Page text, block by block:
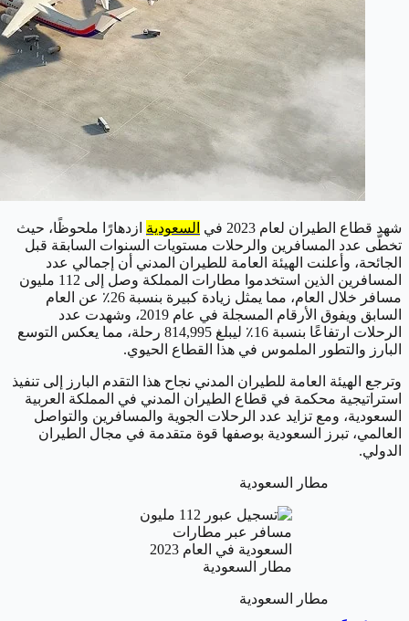
شهد قطاع الطيران لعام 2023 في السعودية ازدهارًا ملحوظًا، حيث
تخطّى عدد المسافرين والرحلات مستويات السنوات السابقة قبل
الجائحة، وأعلنت الهيئة العامة للطيران المدني أن إجمالي عدد
المسافرين الذين استخدموا مطارات المملكة وصل إلى 112 مليون
مسافر خلال العام، مما يمثل زيادة كبيرة بنسبة 26٪ عن العام
السابق ويفوق الأرقام المسجلة في عام 2019، وشهدت عدد
الرحلات ارتفاعًا بنسبة 16٪ ليبلغ 814,995 رحلة، مما يعكس التوسع
البارز والتطور الملموس في هذا القطاع الحيوي.
وترجع الهيئة العامة للطيران المدني نجاح هذا التقدم البارز إلى تنفيذ
استراتيجية محكمة في قطاع الطيران المدني في المملكة العربية
السعودية، ومع تزايد عدد الرحلات الجوية والمسافرين والتواصل
العالمي، تبرز السعودية بوصفها قوة متقدمة في مجال الطيران
الدولي.
مطار السعودية
مطار السعودية
مطار السعودية